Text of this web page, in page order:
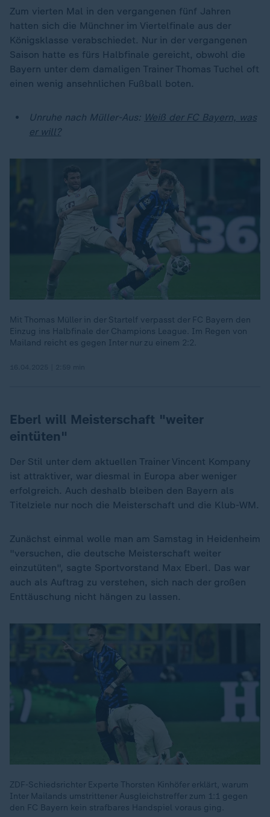
Zum vierten Mal in den vergangenen fünf Jahren
hatten sich die Münchner im Viertelfinale aus der
Königsklasse verabschiedet. Nur in der vergangenen
Saison hatte es fürs Halbfinale gereicht, obwohl die
Bayern unter dem damaligen Trainer Thomas Tuchel oft
einen wenig ansehnlichen Fußball boten.
Unruhe nach Müller-Aus: Weiß der FC Bayern, was
er will?
Mit Thomas Müller in der Startelf verpasst der FC Bayern den
Einzug ins Halbfinale der Champions League. Im Regen von
Mailand reicht es gegen Inter nur zu einem 2:2.
Eberl will Meisterschaft "weiter
eintüten"
Der Stil unter dem aktuellen Trainer Vincent Kompany
ist attraktiver, war diesmal in Europa aber weniger
erfolgreich. Auch deshalb bleiben den Bayern als
Titelziele nur noch die Meisterschaft und die Klub-WM.
Zunächst einmal wolle man am Samstag in Heidenheim
"versuchen, die deutsche Meisterschaft weiter
einzutüten", sagte Sportvorstand Max Eberl. Das war
auch als Auftrag zu verstehen, sich nach der großen
Enttäuschung nicht hängen zu lassen.
ZDF-Schiedsrichter Experte Thorsten Kinhöfer erklärt, warum
Inter Mailands umstrittener Ausgleichstreffer zum 1:1 gegen
den FC Bayern kein strafbares Handspiel voraus ging.